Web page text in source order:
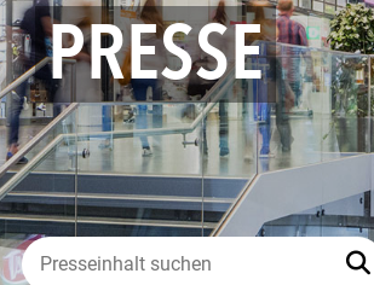
PRESSE
PRESSEKONTAKT